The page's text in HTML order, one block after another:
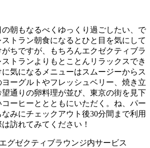
朝もなるべくゆっくり過ごしたい、で
トラン朝食になるとひと目を気にして
ちですが、もちろんエクゼクティブラ
トランよりもとことんリラックスでき
気になるメニューはスムージーからス
ーグルトやフレッシュベリー、焼き立
通りの卵料理が並び、東京の街を見下
ーヒーととともにいただく。ね、パー
みにチェックアウト後30分間まで利用
訪れてみてください！
ゼクティブラウンジ内サービス